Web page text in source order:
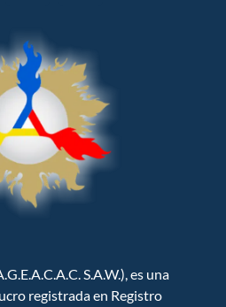
S.A.W.), es una
registrada en Registro
ESPAÑA
y cultura del hombre hacia la